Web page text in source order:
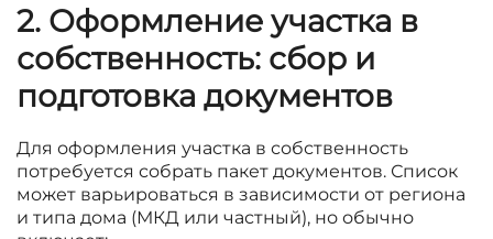
2. Оформление участка в
собственность: сбор и
подготовка документов
Для оформления участка в собственность
потребуется собрать пакет документов. Список
может варьироваться в зависимости от региона
и типа дома (МКД или частный), но обычно